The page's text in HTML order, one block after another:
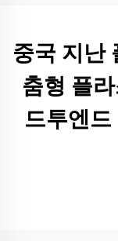
중국 지난
춤형 플
드투엔